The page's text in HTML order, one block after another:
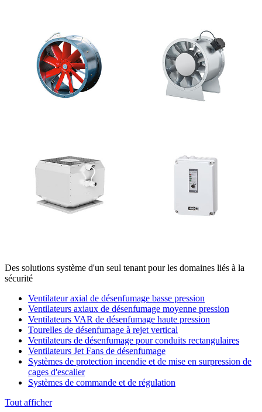
Des solutions système d'un seul tenant pour les domaines liés à la
sécurité
Ventilateur axial de désenfumage basse pression
Ventilateurs axiaux de désenfumage moyenne pression
Ventilateurs VAR de désenfumage haute pression
Tourelles de désenfumage à rejet vertical
Ventilateurs de désenfumage pour conduits rectangulaires
Ventilateurs Jet Fans de désenfumage
Systèmes de protection incendie et de mise en surpression de
cages d'escalier
Systèmes de commande et de régulation
Tout afficher